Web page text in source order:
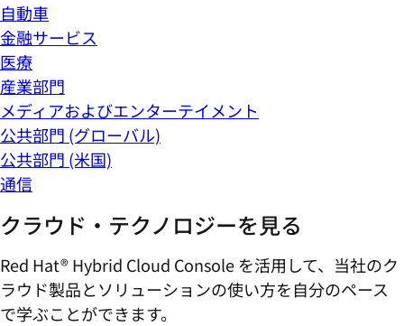
自動車
金融サービス
医療
産業部門
メディアおよびエンターテイメント
公共部門 (グローバル)
公共部門 (米国)
通信
クラウド・テクノロジーを見る
Red Hat® Hybrid Cloud Console を活用して、当社のク
ラウド製品とソリューションの使い方を自分のペース
で学ぶことができます。